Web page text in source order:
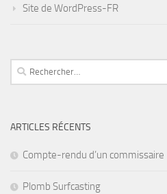
Site de WordPress-FR
Rechercher :
ARTICLES RÉCENTS
Compte-rendu d’un commissaire
Plomb Surfcasting